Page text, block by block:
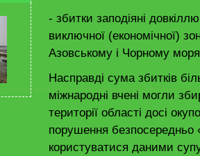
- збитки заподіяні
виключної (економічної)
Азовському і Чорному
Насправді сума збитків
міжнародні вчені могли
території області досі
порушення
користуватися даними